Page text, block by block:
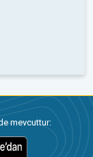
mevcuttur: